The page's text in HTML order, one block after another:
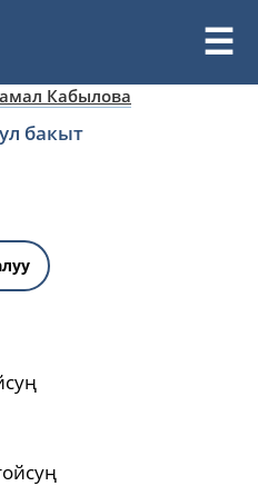
Кабылова
бакыт